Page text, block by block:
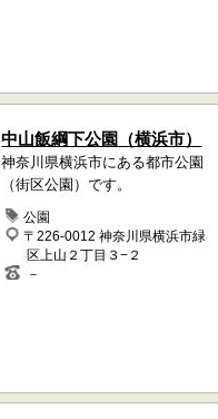
中山飯綱下公園（横浜市）
神奈川県横浜市にある都市公園
（街区公園）です。
公園
〒226-0012 神奈川県横浜市緑
区上山２丁目３−２
－